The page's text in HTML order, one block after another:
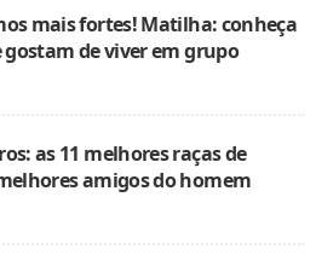
mais fortes! Matilha: conheça
gostam de viver em grupo
as 11 melhores raças de
amigos do homem